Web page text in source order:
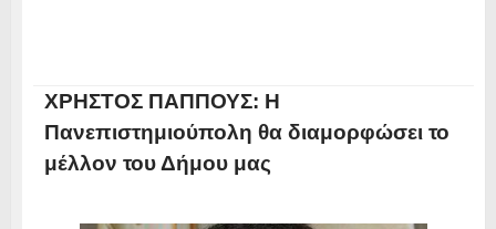
ΧΡΗΣΤΟΣ ΠΑΠΠΟΥΣ: Η
Πανεπιστημιούπολη θα διαμορφώσει το
μέλλον του Δήμου μας